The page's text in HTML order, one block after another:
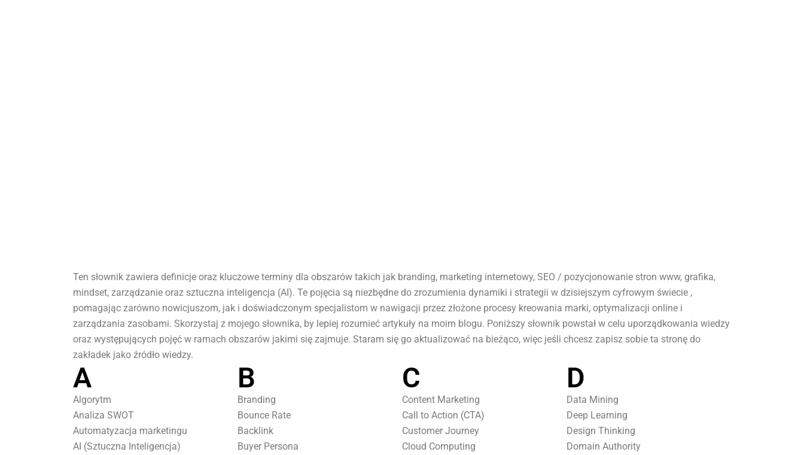
Ten słownik zawiera definicje oraz kluczowe terminy dla obszarów takich jak branding, marketing internetowy, SEO / pozycjonowanie stron www, grafika,
mindset, zarządzanie oraz sztuczna inteligencja (AI). Te pojęcia są niezbędne do zrozumienia dynamiki i strategii w dzisiejszym cyfrowym świecie ,
pomagając zarówno nowicjuszom, jak i doświadczonym specjalistom w nawigacji przez złożone procesy kreowania marki, optymalizacji online i
zarządzania zasobami. Skorzystaj z mojego słownika, by lepiej rozumieć artykuły na moim blogu. Poniższy słownik powstał w celu uporządkowania wiedzy
oraz występujących pojęć w ramach obszarów jakimi się zajmuje. Staram się go aktualizować na bieżąco, więc jeśli chcesz zapisz sobie ta stronę do
zakładek jako źródło wiedzy.
A
Algorytm
Analiza SWOT
Automatyzacja marketingu
AI (Sztuczna Inteligencja)
B
Branding
Bounce Rate
Backlink
Buyer Persona
C
Content Marketing
Call to Action (CTA)
Customer Journey
Cloud Computing
D
Data Mining
Deep Learning
Design Thinking
Domain Authority